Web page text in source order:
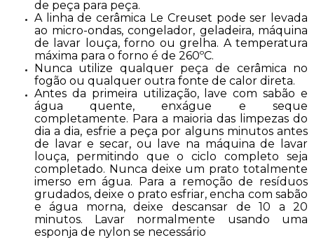
de peça para peça.
A linha de cerâmica Le Creuset pode ser levada
ao micro-ondas, congelador, geladeira, máquina
de lavar louça, forno ou grelha. A temperatura
máxima para o forno é de 260ºC.
Nunca utilize qualquer peça de cerâmica no
fogão ou qualquer outra fonte de calor direta.
Antes da primeira utilização, lave com sabão e
água quente, enxágue e seque
completamente. Para a maioria das limpezas do
dia a dia, esfrie a peça por alguns minutos antes
de lavar e secar, ou lave na máquina de lavar
louça, permitindo que o ciclo completo seja
completado. Nunca deixe um prato totalmente
imerso em água. Para a remoção de resíduos
grudados, deixe o prato esfriar, encha com sabão
e água morna, deixe descansar de 10 a 20
minutos. Lavar normalmente usando uma
esponja de nylon se necessário